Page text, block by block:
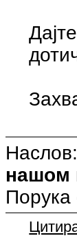
Наслов:
нашом
Порука